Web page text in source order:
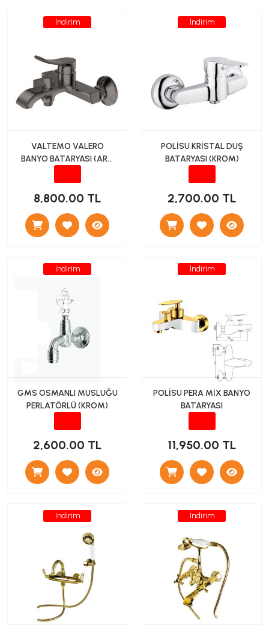
İndirim
VALTEMO VALERO
BANYO BATARYASI (ART
8,800.00 TL
İndirim
POLİSU KRİSTAL DUŞ
BATARYASI (KROM)
2,700.00 TL
İndirim
GMS OSMANLI MUSLUĞU
PERLATÖRLÜ (KROM)
2,600.00 TL
İndirim
POLİSU PERA MİX BANYO
BATARYASI
11,950.00 TL
İndirim İndirim